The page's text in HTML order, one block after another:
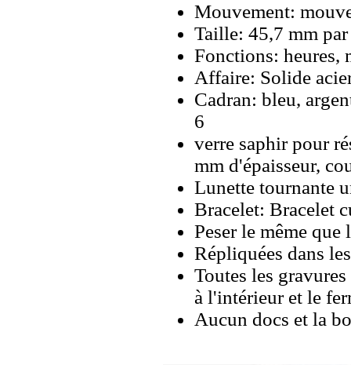
Mouvement:
Taille: 45,7 mm
Fonctions: heures,
Affaire: Solide
Cadran: bleu,
6
verre saphir pour
mm d'épaisseur,
Lunette tournante
Bracelet: Bracelet
Peser le même
Répliquées dans
Toutes les
à l'intérieur et le
Aucun docs et la